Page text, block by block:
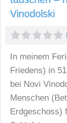
Vinodolski
In meinem
Friedens) in
bei Novi
Menschen
Erdgeschoss)